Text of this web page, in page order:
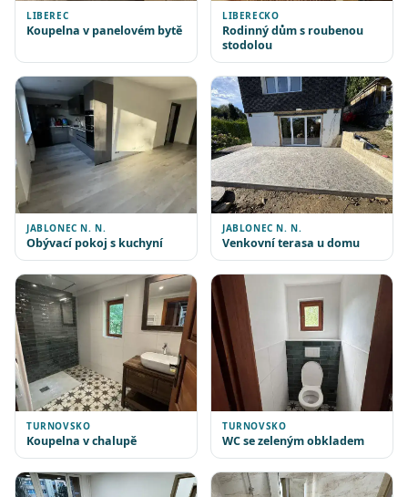
LIBEREC
Koupelna v panelovém bytě
LIBERECKO
Rodinný dům s roubenou
stodolou
JABLONEC N. N.
Obývací pokoj s kuchyní
JABLONEC N. N.
Venkovní terasa u domu
TURNOVSKO
Koupelna v chalupě
TURNOVSKO
WC se zeleným obkladem